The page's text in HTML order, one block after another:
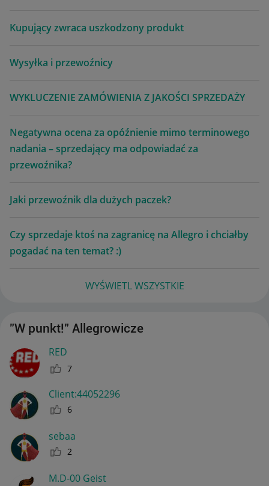
Kupujący zwraca uszkodzony produkt
Wysyłka i przewoźnicy
WYKLUCZENIE ZAMÓWIENIA Z JAKOŚCI SPRZEDAŻY
Negatywna ocena za opóźnienie mimo terminowego
nadania – sprzedający ma odpowiadać za
przewoźnika?
Jaki przewoźnik dla dużych paczek?
Czy sprzedaje ktoś na zagranicę na Allegro i chciałby
pogadać na ten temat? :)
WYŚWIETL WSZYSTKIE
"W punkt!" Allegrowicze
RED
7
Client:44052296
6
sebaa
2
M.D-00 Geist